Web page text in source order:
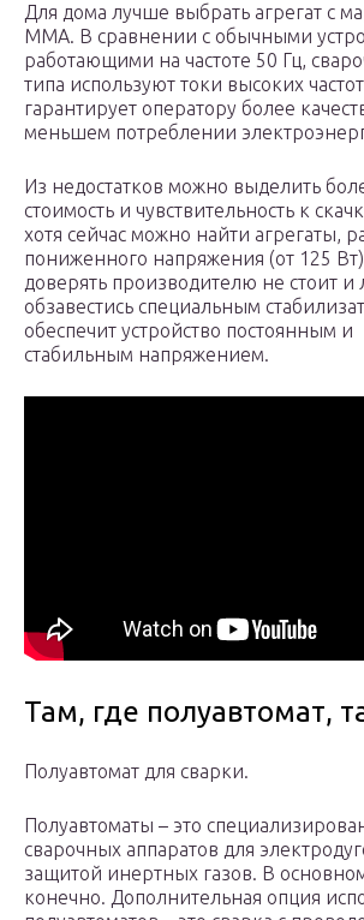
Для дома лучше выбрать агрегат с
MMA. В сравнении с обычными
работающими на частоте 50 Гц,
типа используют токи высоких
гарантирует оператору более
меньшем потреблении
Из недостатков можно выделить
стоимость и чувствительность к
хотя сейчас можно найти агрегаты,
пониженного напряжения (от 125
доверять производителю не стоит и
обзавестись специальным
обеспечит устройство постоянным и
стабильным напряжением.
Там, где полуавтомат,
Полуавтомат для сварки.
Полуавтоматы – это
сварочных аппаратов для
защитой инертных газов. В
конечно. Дополнительная опция